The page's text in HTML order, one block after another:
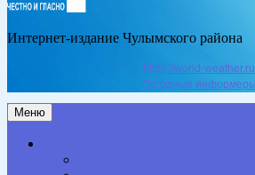
Интернет-издание Чулымского района
https://world-weather.ru
Погодные информеры
Меню